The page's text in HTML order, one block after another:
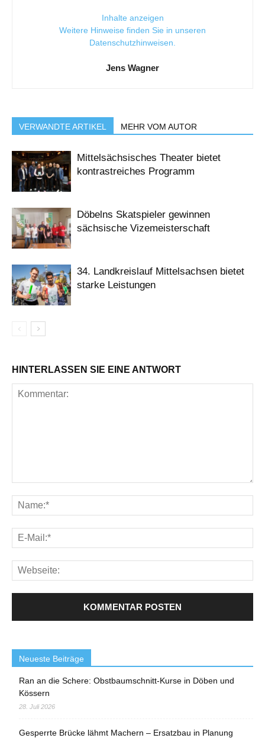
Inhalte anzeigen
Weitere Hinweise finden Sie in unseren
Datenschutzhinweisen
Jens Wagner
VERWANDTE ARTIKEL MEHR VOM AUTOR
Mittelsächsisches Theater bietet
kontrastreiches Programm
Döbelns Skatspieler gewinnen
sächsische Vizemeisterschaft
34. Landkreislauf Mittelsachsen bietet
starke Leistungen
HINTERLASSEN SIE EINE ANTWORT
Neueste Beiträge
Ran an die Schere: Obstbaumschnitt-Kurse in Döben und
Kössern
28. Juli 2026
Gesperrte Brücke lähmt Machern – Ersatzbau in Planung